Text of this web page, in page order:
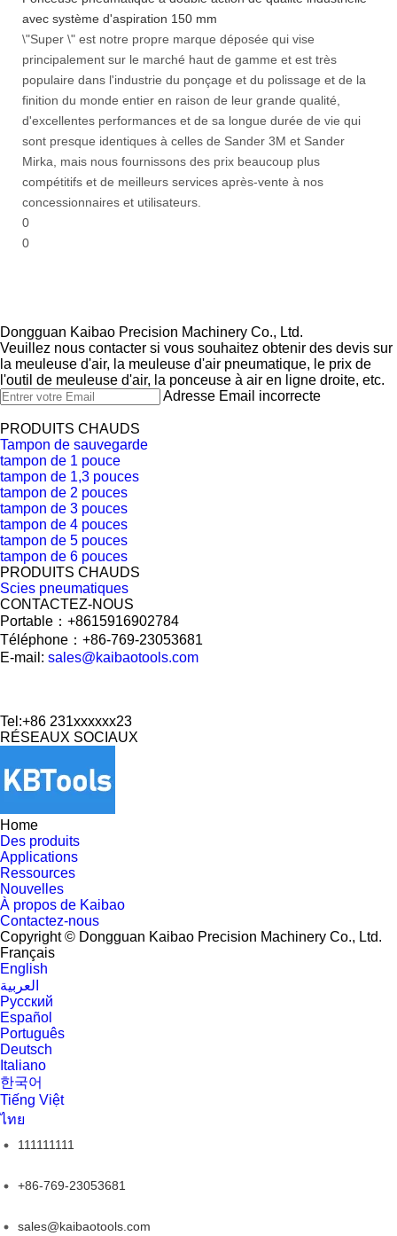
avec système d'aspiration 150 mm
\"Super \" est notre propre marque déposée qui vise
principalement sur le marché haut de gamme et est très
populaire dans l'industrie du ponçage et du polissage et de la
finition du monde entier en raison de leur grande qualité,
d'excellentes performances et de sa longue durée de vie qui
sont presque identiques à celles de Sander 3M et Sander
Mirka, mais nous fournissons des prix beaucoup plus
compétitifs et de meilleurs services après-vente à nos
concessionnaires et utilisateurs.
0
0
Dongguan Kaibao Precision Machinery Co., Ltd.​​​​​​​
Veuillez nous contacter si vous souhaitez obtenir des devis sur
la meuleuse d'air, la meuleuse d'air pneumatique, le prix de
l'outil de meuleuse d'air, la ponceuse à air en ligne droite, etc.
Adresse Email incorrecte
PRODUITS CHAUDS
Tampon de sauvegarde
tampon de 1 pouce
tampon de 1,3 pouces
tampon de 2 pouces
tampon de 3 pouces
tampon de 4 pouces
tampon de 5 pouces
tampon de 6 pouces
PRODUITS CHAUDS
Scies pneumatiques
CONTACTEZ-NOUS
Portable：+8615916902784
Téléphone：+86-769-23053681
E-mail: sales@kaibaotools.com
Tel:+86 231xxxxxx23
RÉSEAUX SOCIAUX
Home
Des produits
Applications
Ressources
Nouvelles
À propos de Kaibao
Contactez-nous
Copyright © Dongguan Kaibao Precision Machinery Co., Ltd.
Français
English
العربية
Pусский
Español
Português
Deutsch
Italiano
한국어
Tiếng Việt
ไทย
111111111
+86-769-23053681
sales@kaibaotools.com